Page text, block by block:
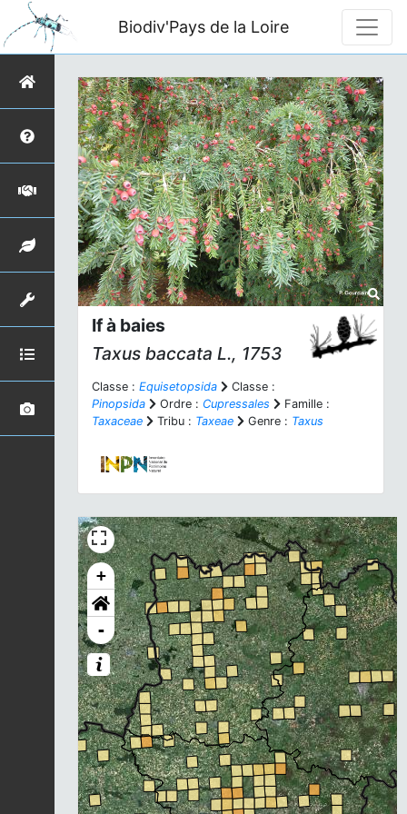
Biodiv'Pays de la Loire
If à baies
Taxus baccata L., 1753
Classe : Equisetopsida
Classe :
Pinopsida
Ordre : Cupressales
Famille :
Taxaceae
Tribu : Taxeae Genre : Taxus
+
-